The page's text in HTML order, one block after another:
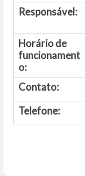
Responsável:
Horário de
funcionament
o:
Contato:
Telefone: